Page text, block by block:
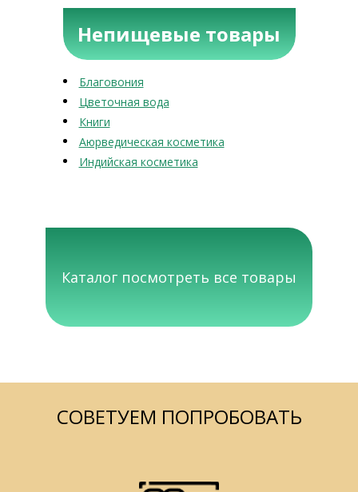
Непищевые товары
Благовония
Цветочная вода
Книги
Аюрведическая косметика
Индийская косметика
Каталог посмотреть все товары
СОВЕТУЕМ ПОПРОБОВАТЬ